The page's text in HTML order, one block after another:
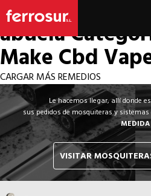
Los por si acaso
abuela
Make Cbd
CARGAR MÁS REMEDIOS
Le hacemos llegar, allí donde
sus pedidos de mosquiteras y
MEDIDA
VISITAR